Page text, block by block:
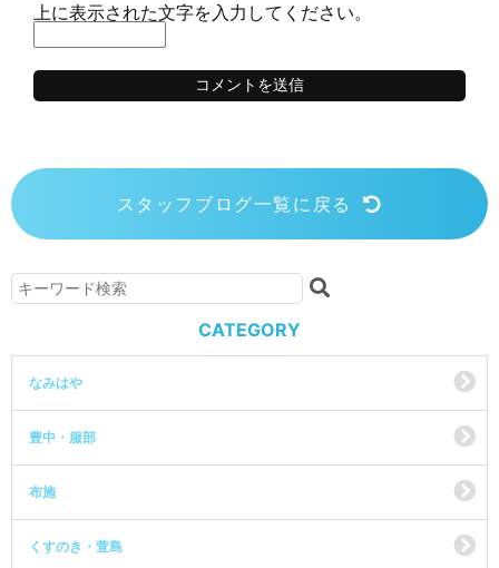
上に表示された文字を入力してください。
スタッフブログ一覧に戻る
CATEGORY
なみはや
豊中・服部
布施
くすのき・萱島